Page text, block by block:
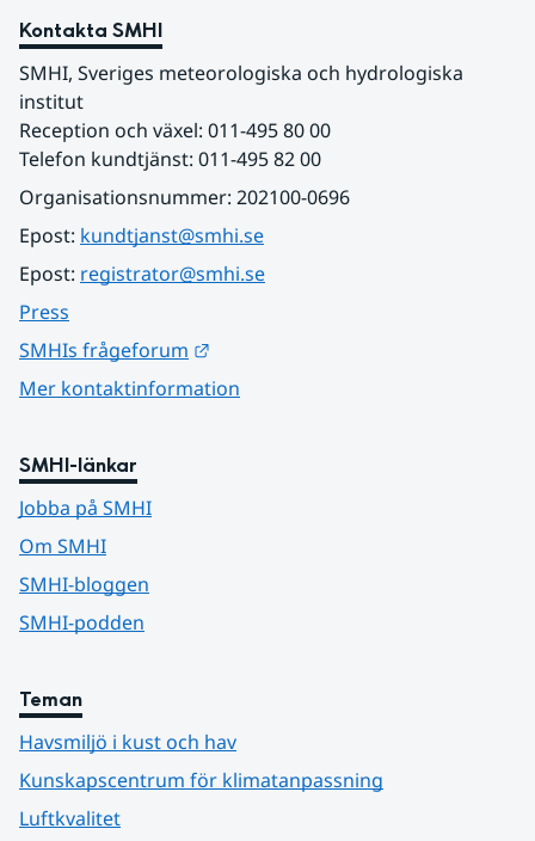
Kontakta SMHI
SMHI, Sveriges meteorologiska och hydrologiska
institut
Reception och växel: 011-495 80 00
Telefon kundtjänst: 011-495 82 00
Organisationsnummer: 202100-0696
Epost: kundtjanst@smhi.se
Epost: registrator@smhi.se
Press
SMHIs frågeforum
Mer kontaktinformation
SMHI-länkar
Jobba på SMHI
Om SMHI
SMHI-bloggen
SMHI-podden
Teman
Havsmiljö i kust och hav
Kunskapscentrum för klimatanpassning
Luftkvalitet